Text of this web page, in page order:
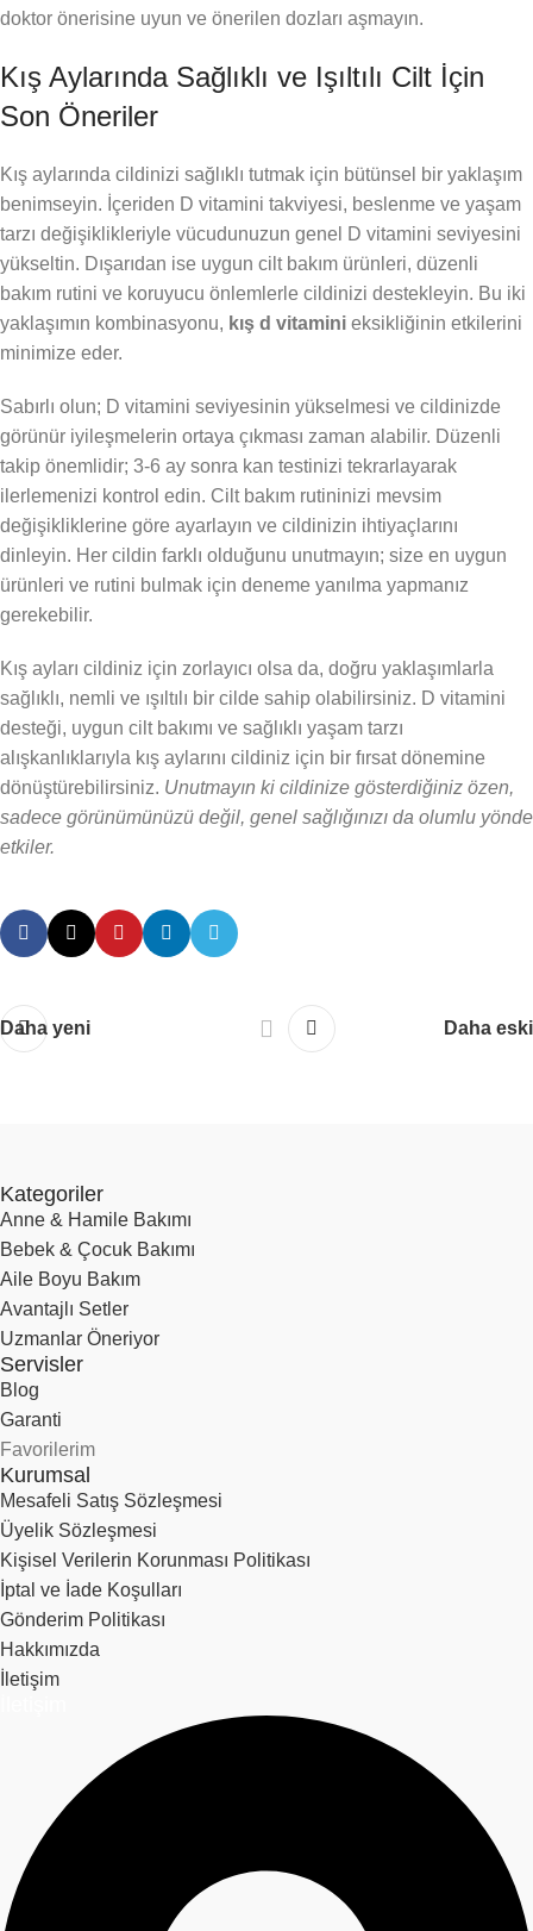
doktor önerisine uyun ve önerilen dozları aşmayın.
Kış Aylarında Sağlıklı ve Işıltılı Cilt İçin
Son Öneriler
Kış aylarında cildinizi sağlıklı tutmak için bütünsel bir yaklaşım
benimseyin. İçeriden D vitamini takviyesi, beslenme ve yaşam
tarzı değişiklikleriyle vücudunuzun genel D vitamini seviyesini
yükseltin. Dışarıdan ise uygun cilt bakım ürünleri, düzenli
bakım rutini ve koruyucu önlemlerle cildinizi destekleyin. Bu iki
yaklaşımın kombinasyonu, kış d vitamini eksikliğinin etkilerini
minimize eder.
Sabırlı olun; D vitamini seviyesinin yükselmesi ve cildinizde
görünür iyileşmelerin ortaya çıkması zaman alabilir. Düzenli
takip önemlidir; 3-6 ay sonra kan testinizi tekrarlayarak
ilerlemenizi kontrol edin. Cilt bakım rutininizi mevsim
değişikliklerine göre ayarlayın ve cildinizin ihtiyaçlarını
dinleyin. Her cildin farklı olduğunu unutmayın; size en uygun
ürünleri ve rutini bulmak için deneme yanılma yapmanız
gerekebilir.
Kış ayları cildiniz için zorlayıcı olsa da, doğru yaklaşımlarla
sağlıklı, nemli ve ışıltılı bir cilde sahip olabilirsiniz. D vitamini
desteği, uygun cilt bakımı ve sağlıklı yaşam tarzı
alışkanlıklarıyla kış aylarını cildiniz için bir fırsat dönemine
dönüştürebilirsiniz. Unutmayın ki cildinize gösterdiğiniz özen,
sadece görünümünüzü değil, genel sağlığınızı da olumlu yönde
etkiler.
Daha yeni Daha eski
Kategoriler
Anne & Hamile Bakımı
Bebek & Çocuk Bakımı
Aile Boyu Bakım
Avantajlı Setler
Uzmanlar Öneriyor
Servisler
Blog
Garanti
Favorilerim
Kurumsal
Mesafeli Satış Sözleşmesi
Üyelik Sözleşmesi
Kişisel Verilerin Korunması Politikası
İptal ve İade Koşulları
Gönderim Politikası
Hakkımızda
İletişim